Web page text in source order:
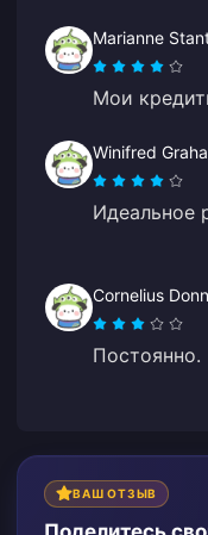
Marianne
Мои
Winifred
Идеальное
Cornelius
Постоянно.
ВАШ ОТЗЫВ